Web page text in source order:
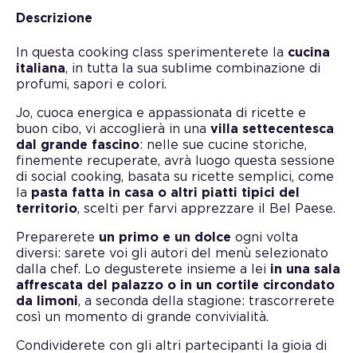
Descrizione
In questa cooking class sperimenterete la cucina
italiana, in tutta la sua sublime combinazione di
profumi, sapori e colori.
Jo, cuoca energica e appassionata di ricette e
buon cibo, vi accoglierà in una villa settecentesca
dal grande fascino: nelle sue cucine storiche,
finemente recuperate, avrà luogo questa sessione
di social cooking, basata su ricette semplici, come
la pasta fatta in casa o altri piatti tipici del
territorio, scelti per farvi apprezzare il Bel Paese.
Preparerete un primo e un dolce ogni volta
diversi: sarete voi gli autori del menù selezionato
dalla chef. Lo degusterete insieme a lei in una sala
affrescata del palazzo o in un cortile circondato
da limoni, a seconda della stagione: trascorrerete
così un momento di grande convivialità.
Condividerete con gli altri partecipanti la gioia di